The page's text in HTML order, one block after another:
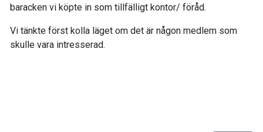
baracken vi köpte in som tillfälligt kontor/ föråd.
Vi tänkte först kolla läget om det är någon medlem som
skulle vara intresserad.